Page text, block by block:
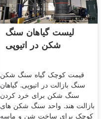
لیست گیاهان سنگ
شکن در اتیوپی
قیمت کوچک گیاه سنگ شکن
سنگ بازالت در اتیوپی. گیاهان
سنگ شکن برای خرد کردن
بازالت هند. واحد سنگ شکن های
کوچک برای ساخت شن و ماسه